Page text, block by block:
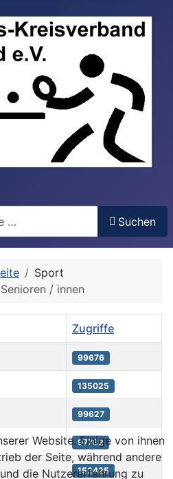
Suchen
Sport
Senioren / innen
Zugriffe
99676
135025
99627
97782
152425
Website. Einige von ihnen
der Seite, während andere
die Nutzererfahrung zu